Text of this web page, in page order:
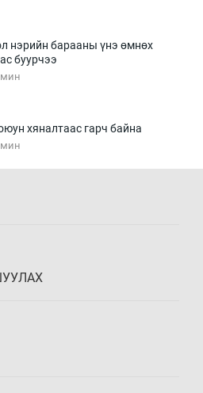
нэрийн барааны үнэ өмнөх
буурчээ
мин
хяналтаас гарч байна
мин